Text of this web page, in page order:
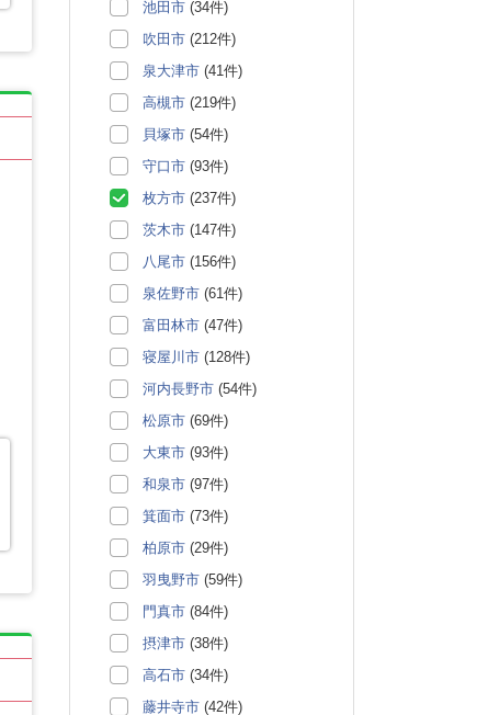
池田市 (34件)
吹田市 (212件)
泉大津市 (41件)
高槻市 (219件)
貝塚市 (54件)
守口市 (93件)
枚方市 (237件)
茨木市 (147件)
八尾市 (156件)
泉佐野市 (61件)
富田林市 (47件)
寝屋川市 (128件)
河内長野市 (54件)
松原市 (69件)
大東市 (93件)
和泉市 (97件)
箕面市 (73件)
柏原市 (29件)
羽曳野市 (59件)
門真市 (84件)
摂津市 (38件)
高石市 (34件)
藤井寺市 (42件)